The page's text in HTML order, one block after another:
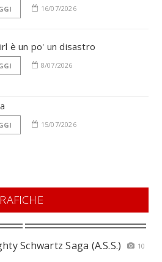
16/07/2026
è un po' un disastro
8/07/2026
15/07/2026
Schwartz Saga (A.S.S.)
10